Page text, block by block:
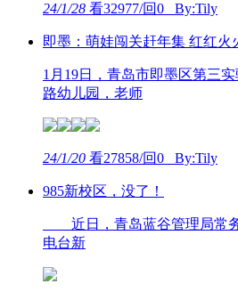
24/1/28 看32977/回0 By:Tily
即墨：萌娃闯关赶年集 红红火
1月19日，青岛市即墨区第三
路幼儿园，老师
24/1/20 看27858/回0 By:Tily
985新校区，没了！
近日，青岛蓝谷管理局常
电台新